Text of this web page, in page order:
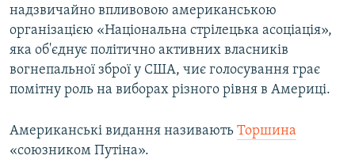
надзвичайно впливовою американською
організацією «Національна стрілецька асоціація»,
яка об'єднує політично активних власників
вогнепальної зброї у США, чиє голосування грає
помітну роль на виборах різного рівня в Америці.
Американські видання називають Торшина
«союзником Путіна».